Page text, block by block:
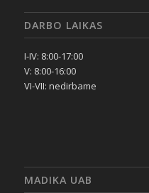
DARBO LAIKAS
I-IV: 8:00-17:00
V: 8:00-16:00
VI-VII: nedirbame
MADIKA UAB